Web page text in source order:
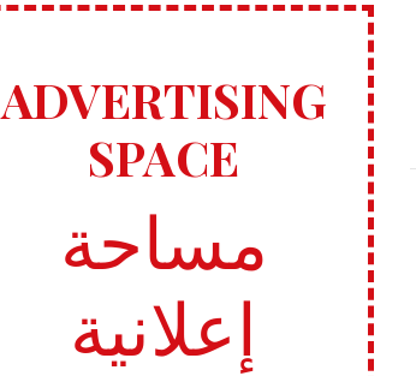
ADVERTISING
SPACE
مساحة
إعلانية